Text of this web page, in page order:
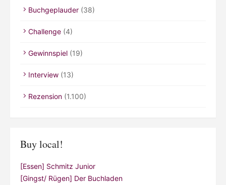
Buchgeplauder (38)
Challenge (4)
Gewinnspiel (19)
Interview (13)
Rezension (1.100)
Buy local!
[Essen] Schmitz Junior
[Gingst/ Rügen] Der Buchladen